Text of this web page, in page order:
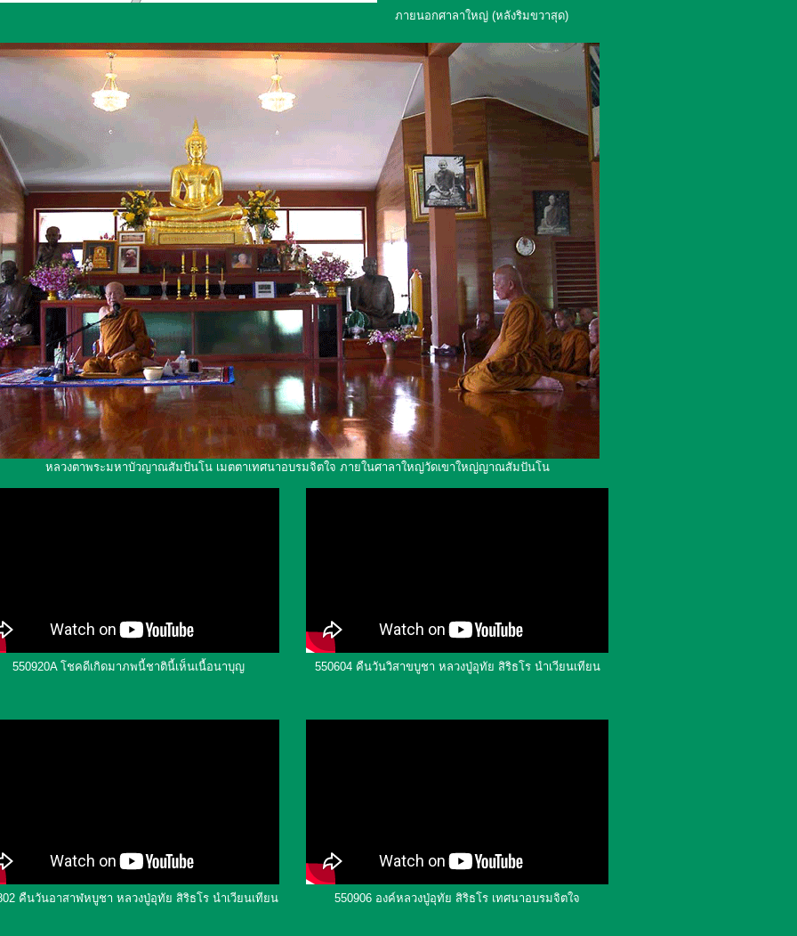
ภายนอกศาลาใหญ่ (หลังริมขวาสุด)
หลวงตาพระมหาบัวญาณสัมปันโน เมตตาเทศนาอบรมจิตใจ ภายในศาลาใหญ่วัดเขาใหญ่ญาณสัมปันโน
550920A โชคดีเกิดมาภพนี้ชาตินี้เห็นเนื้อนาบุญ 550604 คืนวันวิสาขบูชา หลวงปู่อุทัย สิริธโร นำเวียนเทียน
คืนวันอาสาฬหบูชา หลวงปู่อุทัย สิริธโร นำเวียนเทียน 550906 องค์หลวงปู่อุทัย สิริธโร เทศนาอบรมจิตใจ